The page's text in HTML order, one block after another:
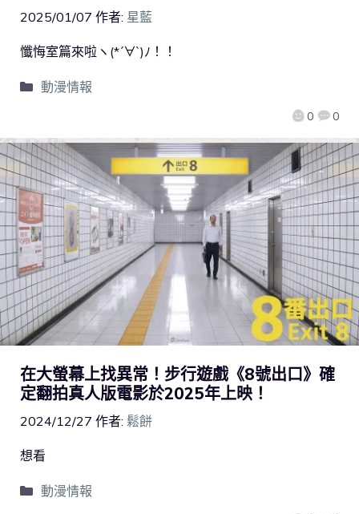
2025/01/07 作者: 星藍
0 0
懺悔室篇來啦ヽ(*´∀`)ﾉ！！
動漫情報
在大螢幕上找異常！步行遊戲《8號出口》確
定翻拍真人版電影於2025年上映！
2024/12/27 作者: 鬆餅
想看
動漫情報